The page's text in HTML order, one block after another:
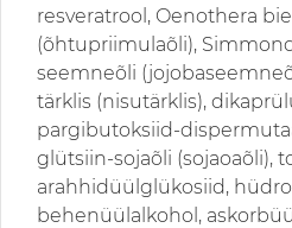
resveratrool, Oenothera
(õhtupriimulaõli),
seemneõli
tärklis (nisutärklis),
pargibutoksiid-
glütsiin-sojaõli (sojaoaõli),
arahhidüülglükosiid,
behenüülalkohol,